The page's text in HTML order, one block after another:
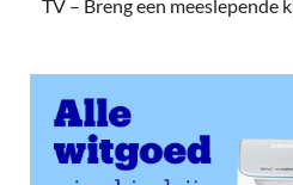
TV – Breng een meeslepende